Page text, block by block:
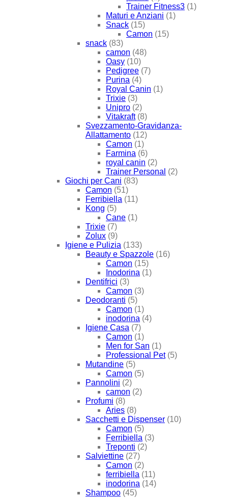
Trainer Fitness3 (1)
Maturi e Anziani (1)
Snack (15)
Camon (15)
snack (83)
camon (48)
Oasy (10)
Pedigree (7)
Purina (4)
Royal Canin (1)
Trixie (3)
Unipro (2)
Vitakraft (8)
Svezzamento-Gravidanza-
Allattamento (12)
Camon (1)
Farmina (6)
royal canin (2)
Trainer Personal (2)
Giochi per Cani (83)
Camon (51)
Ferribiella (11)
Kong (5)
Cane (1)
Trixie (7)
Zolux (9)
Igiene e Pulizia (133)
Beauty e Spazzole (16)
Camon (15)
Inodorina (1)
Dentifrici (3)
Camon (3)
Deodoranti (5)
Camon (1)
inodorina (4)
Igiene Casa (7)
Camon (1)
Men for San (1)
Professional Pet (5)
Mutandine (5)
Camon (5)
Pannolini (2)
camon (2)
Profumi (8)
Aries (8)
Sacchetti e Dispenser (10)
Camon (5)
Ferribiella (3)
Treponti (2)
Salviettine (27)
Camon (2)
ferribiella (11)
inodorina (14)
Shampoo (45)